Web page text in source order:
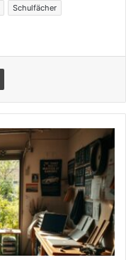
Schulfächer